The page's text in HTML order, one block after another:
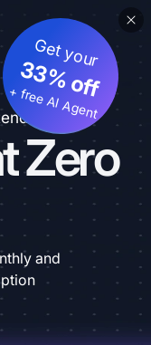
Zero
Get your
33% off
+ free AI Agent
and